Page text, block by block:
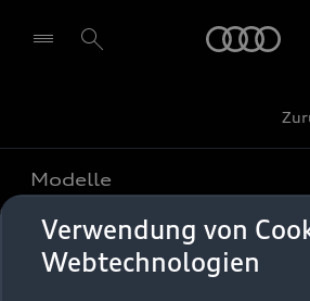
Modelle
Alle Modelle
Kaufen & leasen
Verwendung von
Webtechnologien